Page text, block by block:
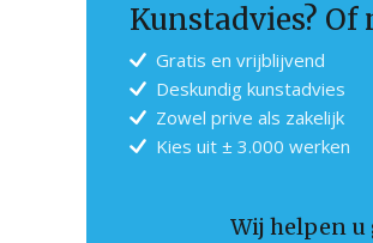
Kunstadvies?
Gratis en vrijblijvend
Deskundig kunstadvies
Zowel prive als zakelijk
Kies uit ± 3.000 werken
Wij helpen u